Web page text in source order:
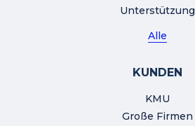
Unterstützung
Alle
KUNDEN
KMU
Große Firmen